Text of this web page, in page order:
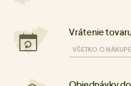
Vrátenie
VŠETKO O NÁKUPE